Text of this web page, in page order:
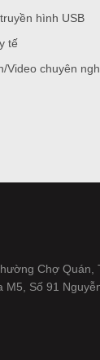
hình USB
tế
Video chuyên
Chợ Quán,
Số 91